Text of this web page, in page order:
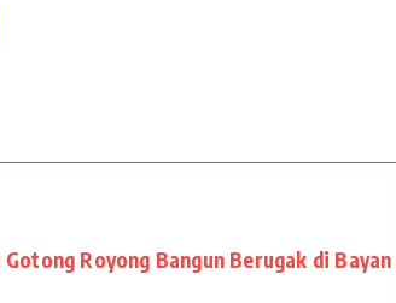
Royong Bangun Berugak di Bayan